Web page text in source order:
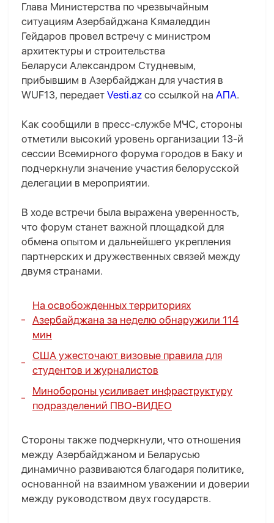
Глава Министерства по чрезвычайным
ситуациям Азербайджана Кямаледдин
Гейдаров провел встречу с министром
архитектуры и строительства
Беларуси Александром Студневым,
прибывшим в Азербайджан для участия в
WUF13, передает Vesti.az со ссылкой на АПА.
Как сообщили в пресс-службе МЧС, стороны
отметили высокий уровень организации 13-й
сессии Всемирного форума городов в Баку и
подчеркнули значение участия белорусской
делегации в мероприятии.
В ходе встречи была выражена уверенность,
что форум станет важной площадкой для
обмена опытом и дальнейшего укрепления
партнерских и дружественных связей между
двумя странами.
На освобожденных территориях
Азербайджана за неделю обнаружили 114
мин
США ужесточают визовые правила для
студентов и журналистов
Минобороны усиливает инфраструктуру
подразделений ПВО-ВИДЕО
Стороны также подчеркнули, что отношения
между Азербайджаном и Беларусью
динамично развиваются благодаря политике,
основанной на взаимном уважении и доверии
между руководством двух государств.